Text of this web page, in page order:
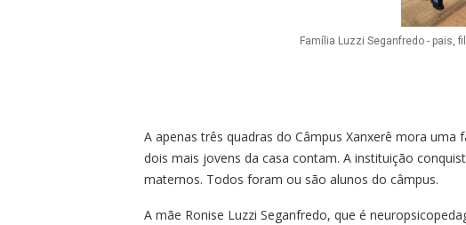
Família Luzzi Seganfredo - pais,
A apenas três quadras do Câmpus Xanxerê mora
dois mais jovens da casa contam. A instituição
maternos. Todos foram ou são alunos do câmpus.
A mãe Ronise Luzzi Seganfredo, que é